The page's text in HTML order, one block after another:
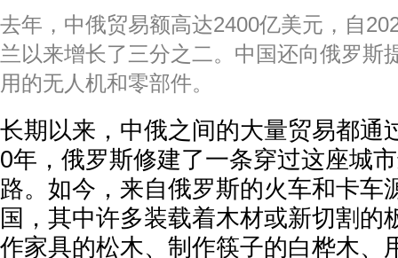
去年，中俄贸易额高达2400亿美元，自
兰以来增长了三分之二。中国还向俄罗斯
用的无人机和零部件。
长期以来，中俄之间的大量贸易都通
0年，俄罗斯修建了一条穿过这座城
路。如今，来自俄罗斯的火车和卡车
国，其中许多装载着木材或新切割的
作家具的松木、制作筷子的白桦木、